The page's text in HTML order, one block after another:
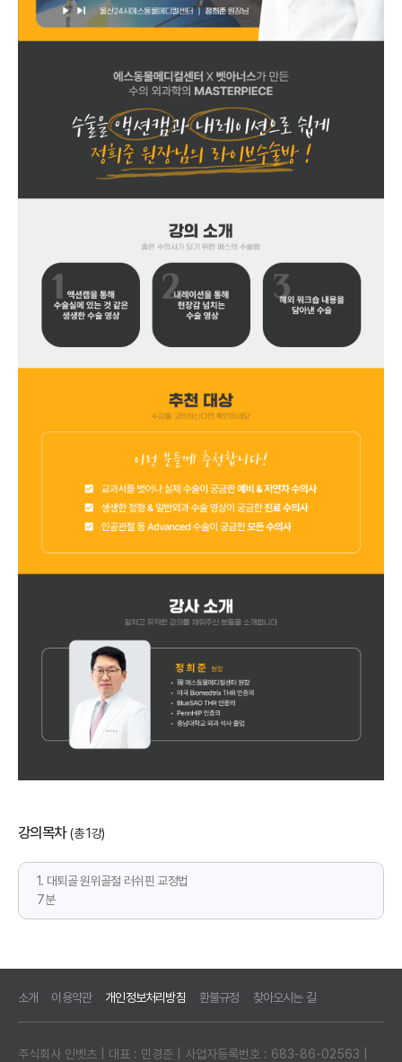
강의목차 (총 1강)
1. 대퇴골 원위골절 러쉬핀 교정법
7분
소개 이용약관 개인정보처리방침 환불규정 찾아오시는 길
주식회사 인벳츠 | 대표 : 민경준 | 사업자등록번호 : 683-86-02563 |